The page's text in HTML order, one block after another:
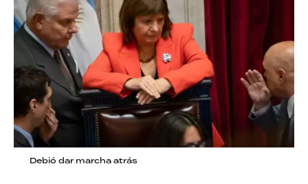
Debió dar marcha atrás